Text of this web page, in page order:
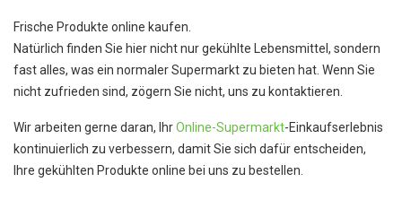
Frische Produkte online kaufen.
Natürlich finden Sie hier nicht nur gekühlte Lebensmittel, sondern
fast alles, was ein normaler Supermarkt zu bieten hat. Wenn Sie
nicht zufrieden sind, zögern Sie nicht, uns zu kontaktieren.
Wir arbeiten gerne daran, IhrOnline-Supermarkt-Einkaufserlebnis
kontinuierlich zu verbessern, damit Sie sich dafür entscheiden,
Ihre gekühlten Produkte online bei uns zu bestellen.